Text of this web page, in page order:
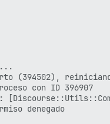
(394502),
con ID 396907
denegado